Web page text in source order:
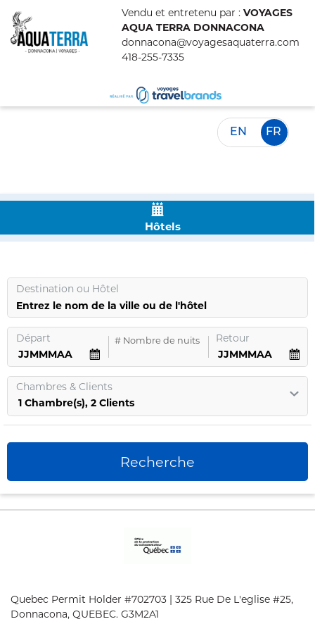
Vendu et entretenu par : VOYAGES
AQUA TERRA DONNACONA
donnacona@voyagesaquaterra.com
418-255-7335
EN FR
Hôtels
Destination ou Hôtel
Entrez le nom de la ville ou de l'hôtel
Départ # Nombre de nuits Retour
Chambres& Clients
1 Chambre(s), 2 Clients
Recherche
Quebec Permit Holder #702703 | 325 Rue De L'eglise #25,
Donnacona, QUEBEC. G3M2A1